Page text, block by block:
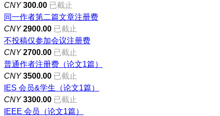
CNY 300.00 已截止
同一作者第二篇文章注册费
CNY 2900.00 已截止
不投稿仅参加会议注册费
CNY 2700.00 已截止
普通作者注册费（论文1篇）
CNY 3500.00 已截止
IES 会员&学生（论文1篇）
CNY 3300.00 已截止
IEEE 会员（论文1篇）